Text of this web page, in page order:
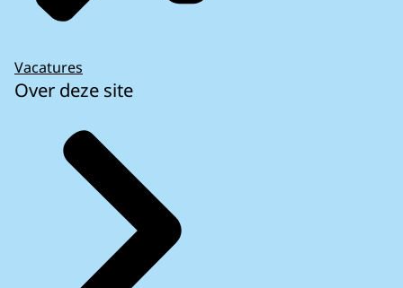
Vacatures
Over deze site